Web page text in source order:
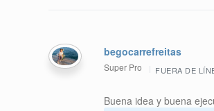
begocarrefreitas
Super Pro FUERA DE
Buena idea y buena